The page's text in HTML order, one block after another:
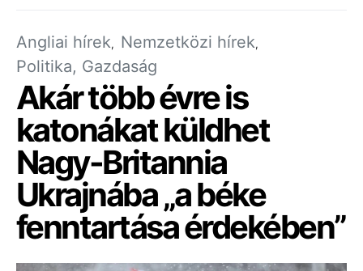
Angliai hírek Nemzetközi hírek
Politika, Gazdaság
Akár több évre is
katonákat küldhet
Nagy-Britannia
Ukrajnába „a béke
fenntartása érdekében”